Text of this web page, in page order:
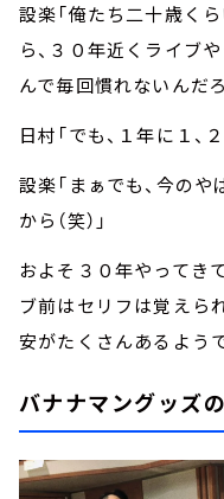
設楽「俺たち二十歳く
ら、３０年近くライブ
んで毎回慣れないんだろ
日村「でも、１年に１、
設楽「まぁでも、今の
から（笑）」
およそ３０年やってき
ブ前はセリフは覚えら
安がたくさんあるよう
バナナマングッズ